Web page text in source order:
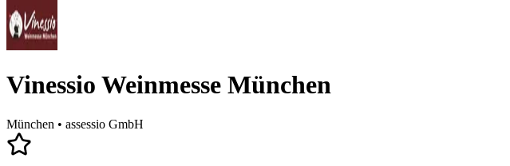
Vinessio Weinmesse München
München • assessio GmbH